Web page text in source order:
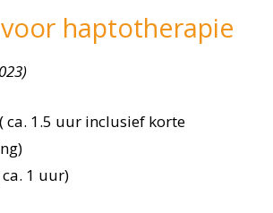
haptotherapie
ca. 1.5 uur inclusief korte
1 uur)